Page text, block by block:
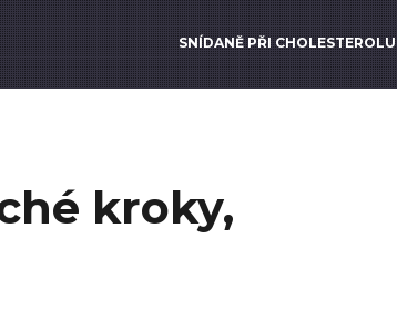
SNÍDANĚ PŘI CHOLESTEROLU
kroky,